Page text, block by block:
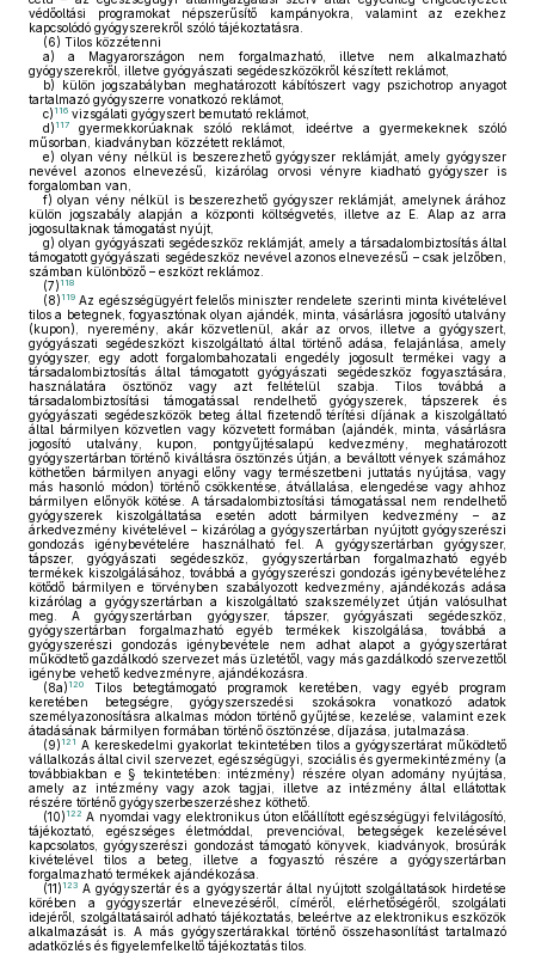
védőoltási programokat népszerűsítő kampányokra, valamint az ezekhez
kapcsolódó gyógyszerekről szóló tájékoztatásra.
(6) Tilos közzétenni
a) a Magyarországon nem forgalmazható, illetve nem alkalmazható
gyógyszerekről, illetve gyógyászati segédeszközökről készített reklámot,
b) külön jogszabályban meghatározott kábítószert vagy pszichotrop anyagot
tartalmazó gyógyszerre vonatkozó reklámot,
c) 116 vizsgálati gyógyszert bemutató reklámot,
d) 117
gyermekkorúaknak szóló reklámot, ideértve a gyermekeknek szóló
műsorban, kiadványban közzétett reklámot,
e) olyan vény nélkül is beszerezhető gyógyszer reklámját, amely gyógyszer
nevével azonos elnevezésű, kizárólag orvosi vényre kiadható gyógyszer is
forgalomban van,
f) olyan vény nélkül is beszerezhető gyógyszer reklámját, amelynek árához
külön jogszabály alapján a központi költségvetés, illetve az E. Alap az arra
jogosultaknak támogatást nyújt,
g) olyan gyógyászati segédeszköz reklámját, amely a társadalombiztosítás által
támogatott gyógyászati segédeszköz nevével azonos elnevezésű – csak jelzőben,
számban különböző – eszközt reklámoz.
(7) 118
(8) 119 Az egészségügyért felelős miniszter rendelete szerinti minta kivételével
tilos a betegnek, fogyasztónak olyan ajándék, minta, vásárlásra jogosító utalvány
(kupon), nyeremény, akár közvetlenül, akár az orvos, illetve a gyógyszert,
gyógyászati segédeszközt kiszolgáltató által történő adása, felajánlása, amely
gyógyszer, egy adott forgalombahozatali engedély jogosult termékei vagy a
társadalombiztosítás által támogatott gyógyászati segédeszköz fogyasztására,
használatára ösztönöz vagy azt feltételül szabja. Tilos továbbá a
társadalombiztosítási támogatással rendelhető gyógyszerek, tápszerek és
gyógyászati segédeszközök beteg által fizetendő térítési díjának a kiszolgáltató
által bármilyen közvetlen vagy közvetett formában (ajándék, minta, vásárlásra
jogosító utalvány, kupon, pontgyűjtésalapú kedvezmény, meghatározott
gyógyszertárban történő kiváltásra ösztönzés útján, a beváltott vények számához
köthetően bármilyen anyagi előny vagy természetbeni juttatás nyújtása, vagy
más hasonló módon) történő csökkentése, átvállalása, elengedése vagy ahhoz
bármilyen előnyök kötése. A társadalombiztosítási támogatással nem rendelhető
gyógyszerek kiszolgáltatása esetén adott bármilyen kedvezmény – az
árkedvezmény kivételével – kizárólag a gyógyszertárban nyújtott gyógyszerészi
gondozás igénybevételére használható fel. A gyógyszertárban gyógyszer,
tápszer, gyógyászati segédeszköz, gyógyszertárban forgalmazható egyéb
termékek kiszolgálásához, továbbá a gyógyszerészi gondozás igénybevételéhez
kötődő bármilyen e törvényben szabályozott kedvezmény, ajándékozás adása
kizárólag a gyógyszertárban a kiszolgáltató szakszemélyzet útján valósulhat
meg. A gyógyszertárban gyógyszer, tápszer, gyógyászati segédeszköz,
gyógyszertárban forgalmazható egyéb termékek kiszolgálása, továbbá a
gyógyszerészi gondozás igénybevétele nem adhat alapot a gyógyszertárat
működtető gazdálkodó szervezet más üzletétől, vagy más gazdálkodó szervezettől
igénybe vehető kedvezményre, ajándékozásra.
(8a) 120
Tilos betegtámogató programok keretében, vagy egyéb program
keretében betegségre, gyógyszerszedési szokásokra vonatkozó adatok
személyazonosításra alkalmas módon történő gyűjtése, kezelése, valamint ezek
átadásának bármilyen formában történő ösztönzése, díjazása, jutalmazása.
(9) 121 A kereskedelmi gyakorlat tekintetében tilos a gyógyszertárat működtető
vállalkozás által civil szervezet, egészségügyi, szociális és gyermekintézmény (a
továbbiakban e § tekintetében: intézmény) részére olyan adomány nyújtása,
amely az intézmény vagy azok tagjai, illetve az intézmény által ellátottak
részére történő gyógyszerbeszerzéshez köthető.
(10) 122 A nyomdai vagy elektronikus úton előállított egészségügyi felvilágosító,
tájékoztató, egészséges életmóddal, prevencióval, betegségek kezelésével
kapcsolatos, gyógyszerészi gondozást támogató könyvek, kiadványok, brosúrák
kivételével tilos a beteg, illetve a fogyasztó részére a gyógyszertárban
forgalmazható termékek ajándékozása.
(11) 123 A gyógyszertár és a gyógyszertár által nyújtott szolgáltatások hirdetése
körében a gyógyszertár elnevezéséről, címéről, elérhetőségéről, szolgálati
idejéről, szolgáltatásairól adható tájékoztatás, beleértve az elektronikus eszközök
alkalmazását is. A más gyógyszertárakkal történő összehasonlítást tartalmazó
adatközlés és figyelemfelkeltő tájékoztatás tilos.